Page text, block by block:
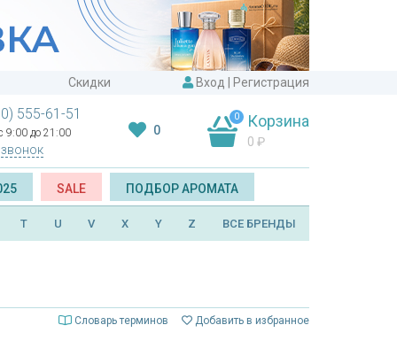
Скидки Вход Регистрация
555-61-51
9:00 до 21:00 0
0 Корзина
0 ₽
SALE ПОДБОР АРОМАТА
T U V X Y Z ВСЕ БРЕНДЫ
Словарь терминов Добавить в избранное